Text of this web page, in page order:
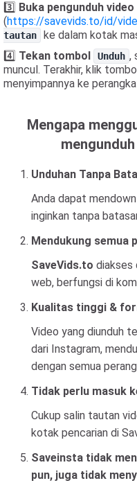
3️⃣ Buka pengunduh
(https://savevids.to/id/
tautan
ke dalam kotak
4️⃣ Tekan tombol Unduh ,
muncul. Terakhir, klik
menyimpannya ke
Mengapa
Unduhan Tanpa
Anda dapat
inginkan tanpa
Mendukung semua
SaveVids.to diakses
web, berfungsi di
Kualitas tinggi &
Video yang diunduh
dari Instagram,
dengan semua
Tidak perlu masuk
Cukup salin tautan
kotak pencarian di
Saveinsta tidak
pun, juga tidak